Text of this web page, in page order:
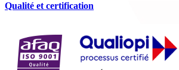
Qualité et certification